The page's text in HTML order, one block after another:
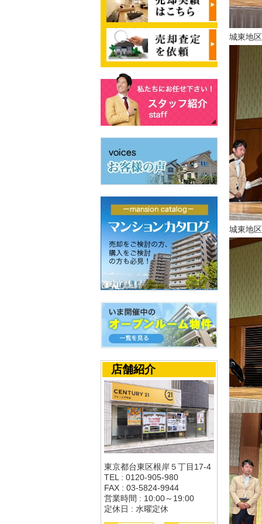
城東地
城東地
店舗紹介
東京都台東区根岸５丁目17-4
TEL : 0120-905-980
FAX : 03-5824-9944
営業時間 : 10:00～19:00
定休日 : 水曜定休